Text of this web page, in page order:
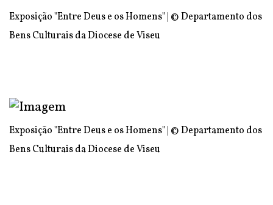
Exposição "Entre Deus e os Homens" | © Departamento dos
Bens Culturais da Diocese de Viseu
Exposição "Entre Deus e os Homens" | © Departamento dos
Bens Culturais da Diocese de Viseu